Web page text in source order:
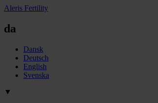
Aleris Fertility
da
Dansk
Deutsch
English
Svenska
▼